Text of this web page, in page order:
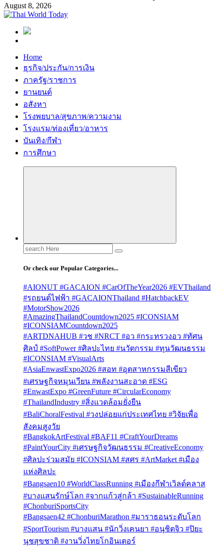
August 8, 2026
Home
ธุรกิจ/ประกัน/การเงิน
ภาครัฐ/ราชการ
ยานยนต์
อสังหา
โรงพยบาล/สุขภาพ/ความงาม
โรงแรม/ท่องเที่ยว/อาหาร
บันเทิง/กีฬา
การศึกษา
Search
for:
Or check our Popular Categories...
#AIONUT #GACAION #CarOfTheYear2026 #EVThailand
#รถยนต์ไฟฟ้า #GACAIONThailand #HatchbackEV
#MotorShow2026
#AmazingThailandCountdown2025 #ICONSIAM
#ICONSIAMCountdown2025
#ARTDNAHUB #วช #NRCT #อว #กระทรวงอว #ทัศน
ศิลป์ #SoftPower #ศิลปะไทย #นวัตกรรม #ทุนวัฒนธรรม
#ICONSIAM #VisualArts
#AsiaEnwastExpo2026 #สอท #อุตสาหกรรมสีเขียว
#เศรษฐกิจหมุนเวียน #พลังงานสะอาด #ESG
#EnwastExpo #GreenFuture #CircularEconomy
#ThailandIndustry #สิ่งแวดล้อมยั่งยืน
#BaliChoralFestival #วงปล่อยแก่ประเทศไทย #วิจัยเพื่อ
สังคมสูงวัย
#BangkokArtFestival #BAF11 #CraftYourDreams
#PaintYourCity #เศรษฐกิจวัฒนธรรม #CreativeEconomy
#ศิลปะร่วมสมัย #ICONSIAM #สศร #ArtMarket #เมือง
แห่งศิลปะ
#Bangsaen10 #WorldClassRunning #เมืองกีฬาเวิลด์คลาส
#บางแสนรักษ์โลก #จากแก้วสู่กล้า #SustainableRunning
#ChonburiSportsCity
#Bangsaen42 #ChonburiMarathon #มาราธอนระดับโลก
#SportTourism #บางแสน #นักวิ่งเคนยา #อนุชิตจิว #ปิยะ
นุชสุขชาติ #งานวิ่งไทยโกอินเตอร์